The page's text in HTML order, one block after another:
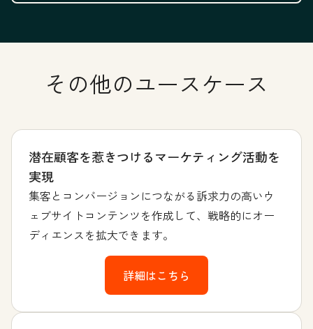
その他のユースケース
潜在顧客を惹きつけるマーケティング活動を
実現
集客とコンバージョンにつながる訴求力の高いウ
ェブサイトコンテンツを作成して、戦略的にオー
ディエンスを拡大できます。
詳細はこちら